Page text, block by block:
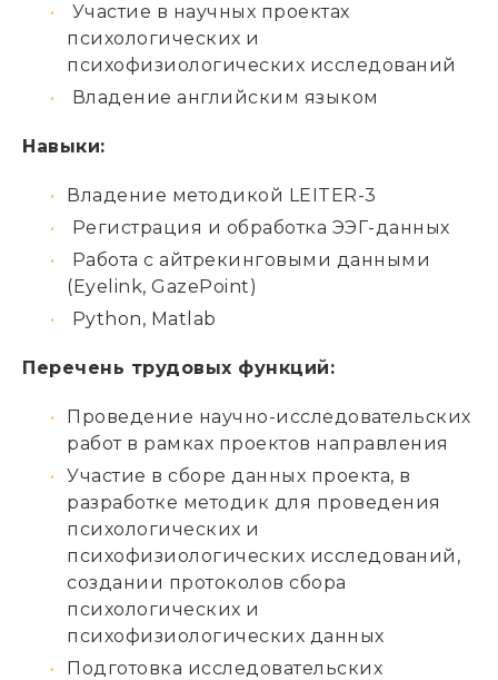
Участие в научных проектах
психологических и
психофизиологических исследований
Владение английским языком
Навыки:
Владение методикой LEITER-3
Регистрация и обработка ЭЭГ-данных
Работа с айтрекинговыми данными
(Eyelink, GazePoint)
Python, Matlab
Перечень трудовых функций:
Проведение научно-исследовательских
работ в рамках проектов направления
Участие в сборе данных проекта, в
разработке методик для проведения
психологических и
психофизиологических исследований,
создании протоколов сбора
психологических и
психофизиологических данных
Подготовка исследовательских